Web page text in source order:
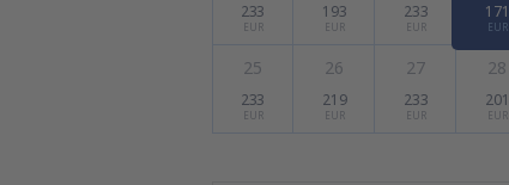
233
EUR
193
EUR
233
EUR
171
EUR
25
233
EUR
26
219
EUR
27
233
EUR
28
201
EUR